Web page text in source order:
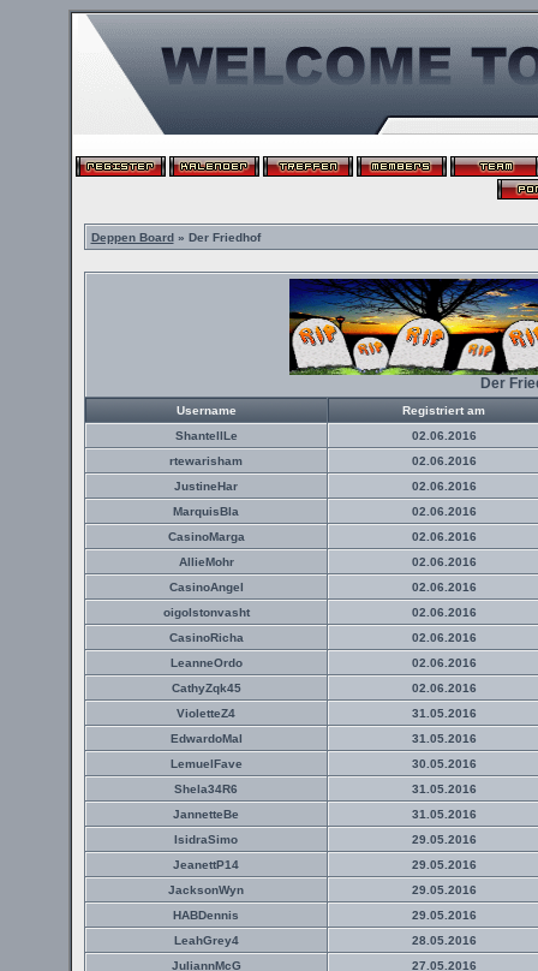
Deppen Board» Der Friedhof
Der
Username
Registriert am
ShantellLe
02.06.2016
rtewarisham
02.06.2016
JustineHar
02.06.2016
MarquisBla
02.06.2016
CasinoMarga
02.06.2016
AllieMohr
02.06.2016
CasinoAngel
02.06.2016
oigolstonvasht
02.06.2016
CasinoRicha
02.06.2016
LeanneOrdo
02.06.2016
CathyZqk45
02.06.2016
VioletteZ4
31.05.2016
EdwardoMal
31.05.2016
LemuelFave
30.05.2016
Shela34R6
31.05.2016
JannetteBe
31.05.2016
IsidraSimo
29.05.2016
JeanettP14
29.05.2016
JacksonWyn
29.05.2016
HABDennis
29.05.2016
LeahGrey4
28.05.2016
JuliannMcG
27.05.2016